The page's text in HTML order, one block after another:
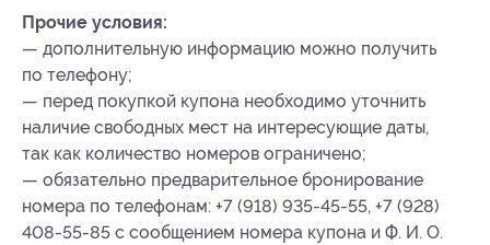
Прочие условия:
— дополнительную информацию можно получить
по телефону;
— перед покупкой купона необходимо уточнить
наличие свободных мест на интересующие даты,
так как количество номеров ограничено;
— обязательно предварительное бронирование
номера по телефонам: +7 (918) 935-45-55, +7 (928)
408-55-85 с сообщением номера купона и Ф. И. О.